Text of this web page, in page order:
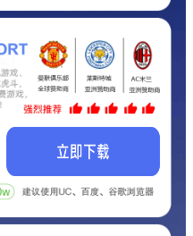
线啦...
在建设.
的网站.